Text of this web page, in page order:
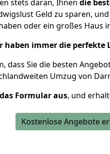
stets daran, Ihnen die
Geld zu sparen,
oder ein großes
haben immer die perfekte
dass Sie die besten
Umzug von
Formular aus, und
Kostenlose Angebote